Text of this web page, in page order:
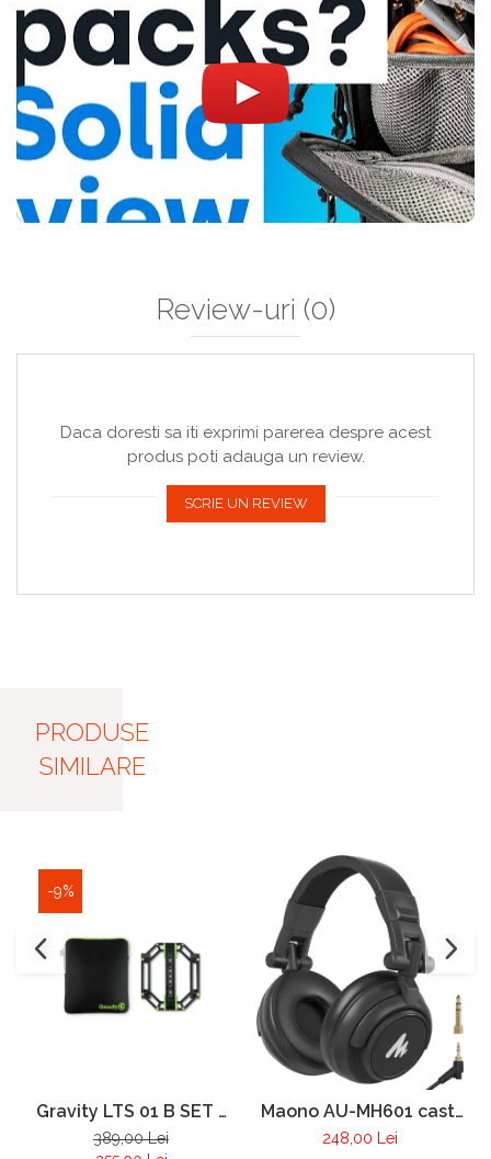
Review-uri (0)
Daca doresti sa iti exprimi parerea despre acest
produs poti adauga un review.
SCRIE UN REVIEW
PRODUSE
SIMILARE
-9%
Gravity LTS 01 B SET 1
stativ pentru laptop si
controler midi
389,00 Lei
Maono AU-MH601 casti
monitorizare pentru
248,00 Lei